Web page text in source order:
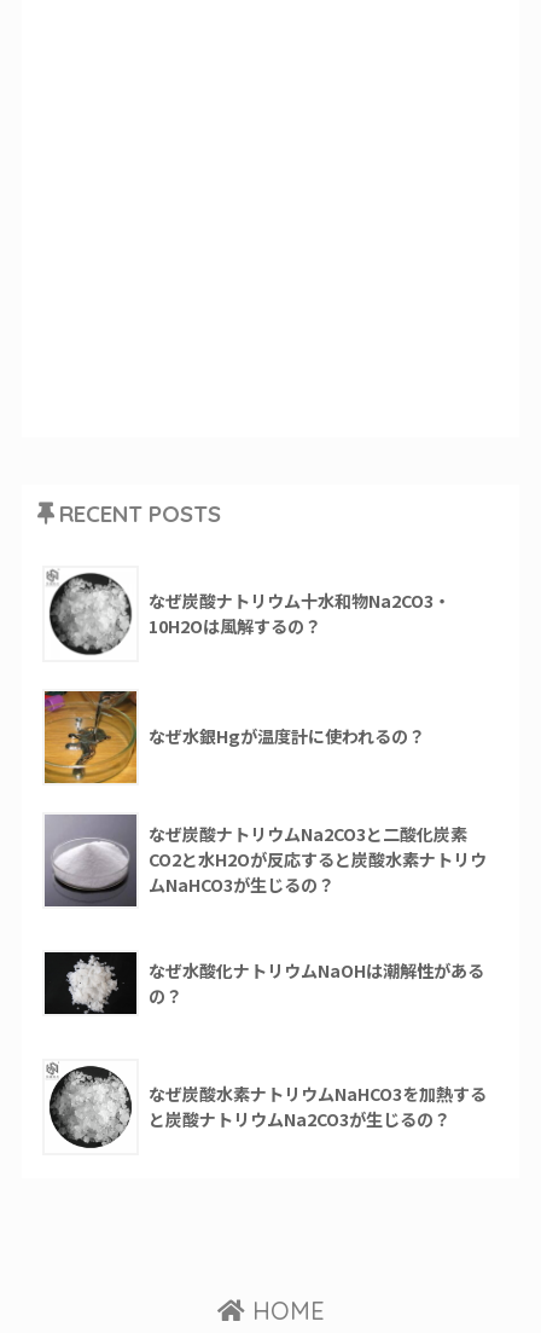
RECENT POSTS
なぜ炭酸ナトリウム十水和物Na2CO3・
10H2Oは風解するの？
なぜ水銀Hgが温度計に使われるの？
なぜ炭酸ナトリウムNa2CO3と二酸化炭素
CO2と水H2Oが反応すると炭酸水素ナトリウ
ムNaHCO3が生じるの？
なぜ水酸化ナトリウムNaOHは潮解性がある
の？
なぜ炭酸水素ナトリウムNaHCO3を加熱する
と炭酸ナトリウムNa2CO3が生じるの？
HOME